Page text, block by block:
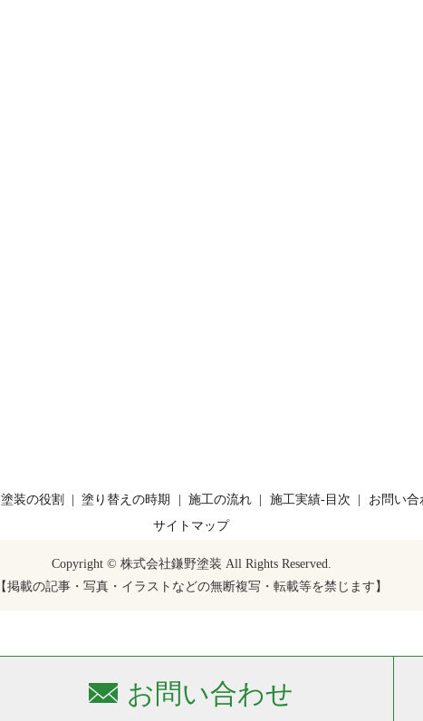
お問い合わせ
塗装の役割 塗り替えの時期 施工の流れ 施工実績-目次 お問い合
サイトマップ
Copyright © 株式会社鎌野塗装 All Rights Reserved.
【掲載の記事・写真・イラストなどの無断複写・転載等を禁じます】